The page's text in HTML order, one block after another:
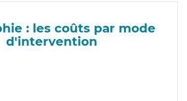
: les coûts par mode
d'intervention